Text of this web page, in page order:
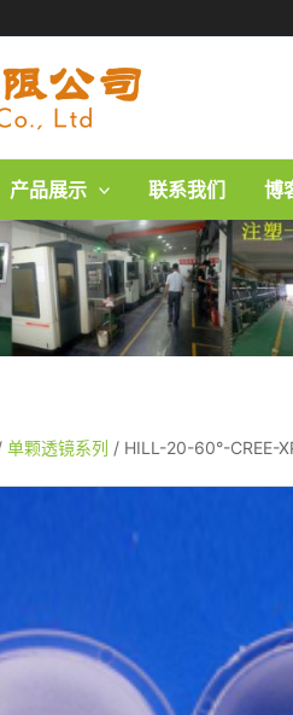
产品展示 联系我们 博
单颗透镜系列 / HILL-20-60°-CREE-